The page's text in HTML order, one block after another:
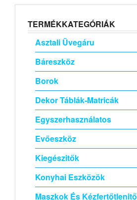
TERMÉKKATEGÓRIÁK
Asztali Üvegáru
Báreszköz
Borok
Dekor Táblák-Matricák
Egyszerhasználatos
Evőeszköz
Kiegészitők
Konyhai Eszközök
Maszkok És Kézfertőtlenitő